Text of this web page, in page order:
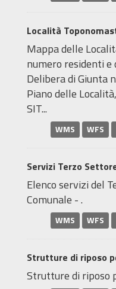
Località
Mappa delle
numero residenti
Delibera di Giunta
Piano delle
SIT...
WMS WFS
Servizi Terzo
Elenco servizi del
Comunale - .
WMS WFS
Strutture di riposo
Strutture di riposo